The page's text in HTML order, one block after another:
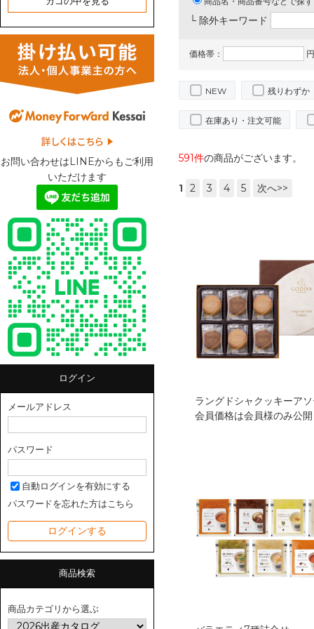
お問い合わせはLINEからもご利用
いただけます
ログイン
メールアドレス
パスワード
自動ログインを有効にする
パスワードを忘れた方はこちら
商品検索
商品カテゴリから選ぶ
└ 除外キーワード
価格帯：
NEW 残りわずか
在庫あり・注文可能
591件の商品がございます。
1 2 3 4 5 次へ>>
会員価格は会員様のみ公開